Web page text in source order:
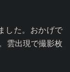
した。おかげで
雲出現で撮影枚